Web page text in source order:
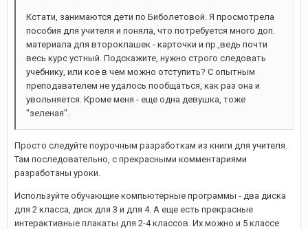
Кстати, занимаются дети по Биболетовой. Я просмотрела
пособия для учителя и поняла, что потребуется много доп.
материала для второклашек - карточки и пр.,ведь почти
весь курс устный. Подскажите, нужно строго следовать
учебнику, или кое в чем можно отступить? С опытным
преподавателем не удалось пообщаться, как раз она и
увольняется. Кроме меня - еще одна девушка, тоже
"зеленая".
Просто следуйте поурочным разработкам из книги для учителя.
Там последовательно, с прекрасными комментариями
разработаны уроки.
Используйте обучающие компьютерные программы - два диска
для 2 класса, диск для 3 и для 4. А еще есть прекрасные
интерактивные плакаты для 2-4 классов. Их можно и 5 классе